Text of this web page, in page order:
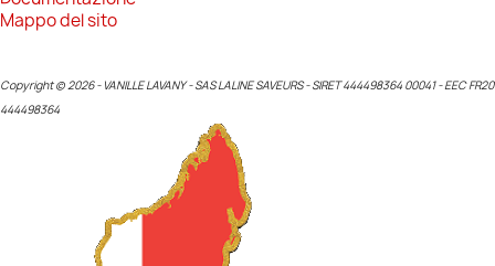
Mappo del sito
Copyright © 2026 - VANILLE LAVANY - SAS LALINE SAVEURS - SIRET 444498364 00041 - EEC FR20
444498364